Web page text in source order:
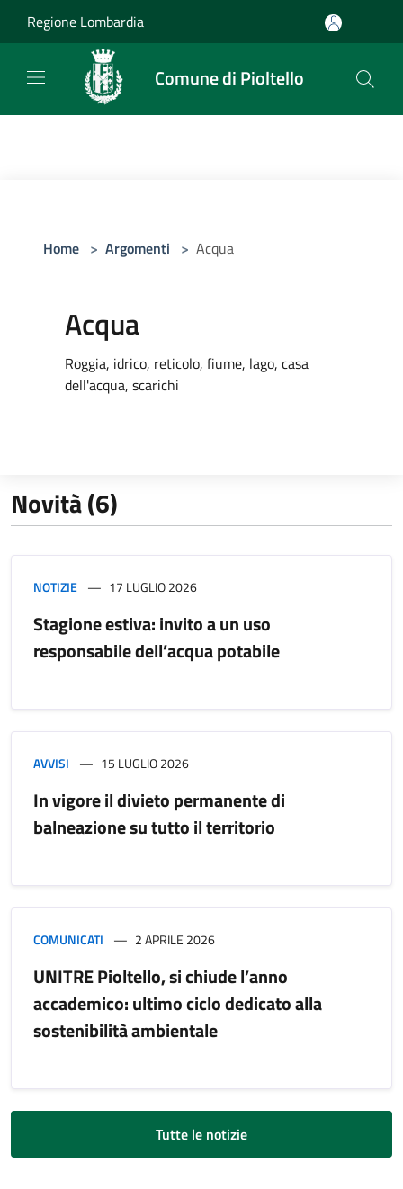
Regione Lombardia
Comune di Pioltello
Home > Argomenti > Acqua
Acqua
Roggia, idrico, reticolo, fiume, lago, casa
dell'acqua, scarichi
Novità (6)
NOTIZIE 17 LUGLIO 2026
Stagione estiva: invito a un uso
responsabile dell’acqua potabile
AVVISI 15 LUGLIO 2026
In vigore il divieto permanente di
balneazione su tutto il territorio
COMUNICATI 2 APRILE 2026
UNITRE Pioltello, si chiude l’anno
accademico: ultimo ciclo dedicato alla
sostenibilità ambientale
Tutte le notizie